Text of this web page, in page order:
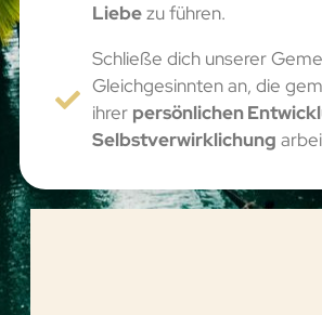
Liebezu führen.
Schließe dich unserer
Gleichgesinnten an, die
ihrer persönlichen
Selbstverwirklichung